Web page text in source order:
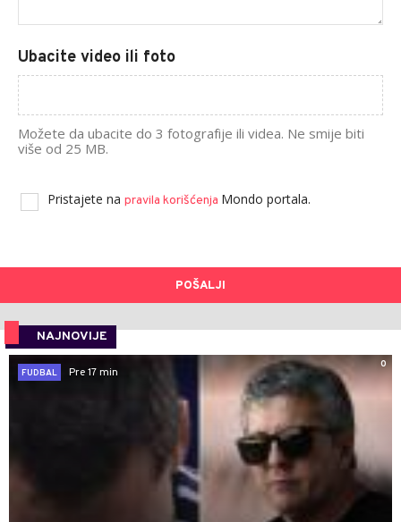
Ubacite video ili foto
Možete da ubacite do 3 fotografije ili videa. Ne smije biti
više od 25 MB.
Pristajete na pravila korišćenja Mondo portala.
POŠALJI
NAJNOVIJE
0
FUDBAL
Pre 17 min